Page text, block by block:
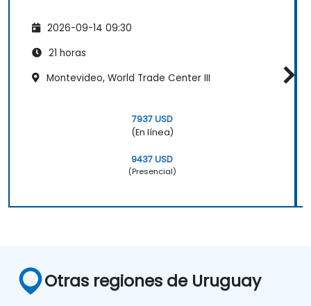
2026-09-14 09:30
21 horas
Montevideo, World Trade Center III
7937 USD
(En línea)
9437 USD
(Presencial)
Otras regiones de Uruguay